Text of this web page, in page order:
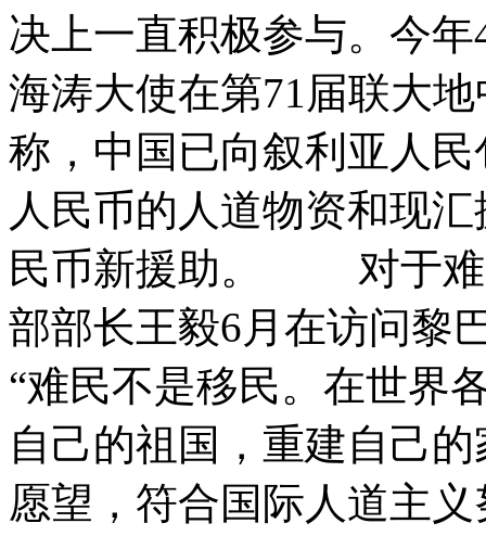
决上一直积极参与。今
海涛大使在第71届联大
称，中国已向叙利亚人
人民币的人道物资和现
民币新援助。 对于难
部部长王毅6月在访问黎
“难民不是移民。在世界
自己的祖国，重建自己
愿望，符合国际人道主